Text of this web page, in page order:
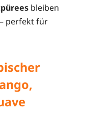
bleiben
perfekt für